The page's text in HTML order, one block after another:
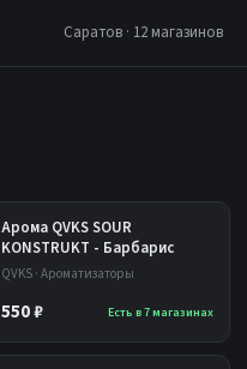
Саратов · 12 магазинов
Арома QVKS SOUR
KONSTRUKT - Барбарис
QVKS · Ароматизаторы
550 ₽ Есть в 7 магазинах